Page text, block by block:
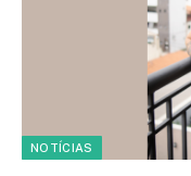
NOTÍCIAS